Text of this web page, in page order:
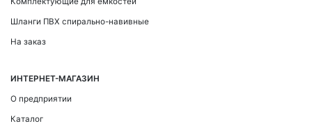
Шланги ПВХ спирально-навивные
На заказ
ИНТЕРНЕТ-МАГАЗИН
О предприятии
Каталог